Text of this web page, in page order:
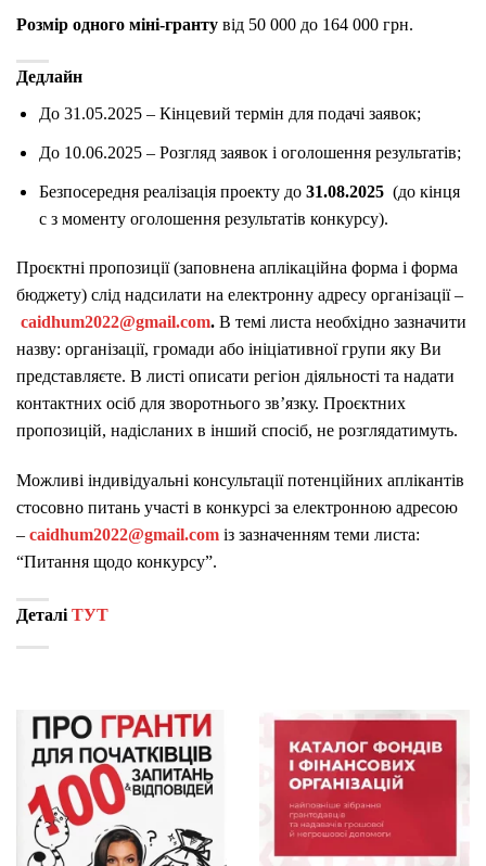
Розмір одного міні-гранту від 50 000 до 164 000 грн.
Дедлайн
До 31.05.2025 – Кінцевий термін для подачі заявок;
До 10.06.2025 – Розгляд заявок і оголошення результатів;
Безпосередня реалізація проекту до 31.08.2025 (до кінця
с з моменту оголошення результатів конкурсу).
Проєктні пропозиції (заповнена аплікаційна форма і форма
бюджету) слід надсилати на електронну адресу організації –
caidhum2022@gmail.com. В темі листа необхідно зазначити
назву: організації, громади або ініціативної групи яку Ви
представляєте. В листі описати регіон діяльності та надати
контактних осіб для зворотнього зв’язку. Проєктних
пропозицій, надісланих в інший спосіб, не розглядатимуть.
Можливі індивідуальні консультації потенційних аплікантів
стосовно питань участі в конкурсі за електронною адресою
– caidhum2022@gmail.com із зазначенням теми листа:
“Питання щодо конкурсу”.
Деталі ТУТ